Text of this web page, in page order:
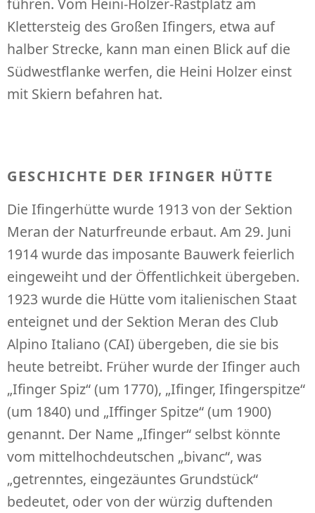
führen. Vom Heini-Holzer-Rastplatz am
Klettersteig des Großen Ifingers, etwa auf
halber Strecke, kann man einen Blick auf die
Südwestflanke werfen, die Heini Holzer einst
mit Skiern befahren hat.
GESCHICHTE DER IFINGER HÜTTE
Die Ifingerhütte wurde 1913 von der Sektion
Meran der Naturfreunde erbaut. Am 29. Juni
1914 wurde das imposante Bauwerk feierlich
eingeweiht und der Öffentlichkeit übergeben.
1923 wurde die Hütte vom italienischen Staat
enteignet und der Sektion Meran des Club
Alpino Italiano (CAI) übergeben, die sie bis
heute betreibt. Früher wurde der Ifinger auch
„Ifinger Spiz“ (um 1770), „Ifinger, Ifingerspitze“
(um 1840) und „Iffinger Spitze“ (um 1900)
genannt. Der Name „Ifinger“ selbst könnte
vom mittelhochdeutschen „bivanc“, was
„getrenntes, eingezäuntes Grundstück“
bedeutet, oder von der würzig duftenden